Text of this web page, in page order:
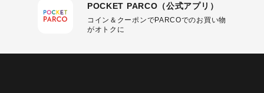
POCKET PARCO（公式アプリ）
コイン＆クーポンでPARCOでのお買い物
がオトクに